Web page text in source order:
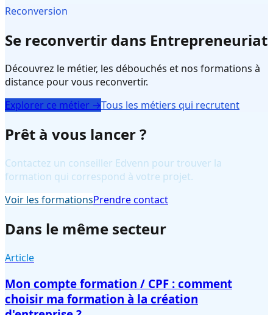
Reconversion
Se reconvertir dans Entrepreneuriat
Découvrez le métier, les débouchés et nos formations à
distance pour vous reconvertir.
Explorer ce métier →Tous les métiers qui recrutent
Prêt à vous lancer ?
Contactez un conseiller Edvenn pour trouver la
formation qui correspond à votre projet.
Voir les formationsPrendre contact
Dans le même secteur
Article
Mon compte formation / CPF : comment
choisir ma formation à la création